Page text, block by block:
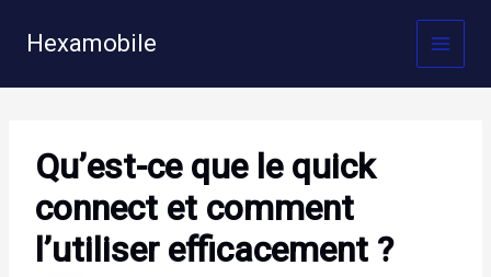
contenuHexamobile
Qu’est-ce que le quick
connect et comment
l’utiliser efficacement ?